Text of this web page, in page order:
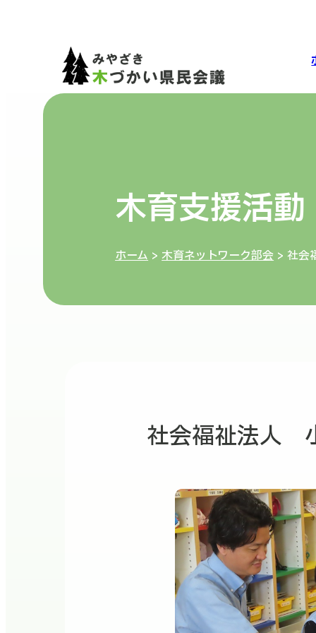
木育支援活動
ホーム >木育ネットワーク部会 > 社
社会福祉法人